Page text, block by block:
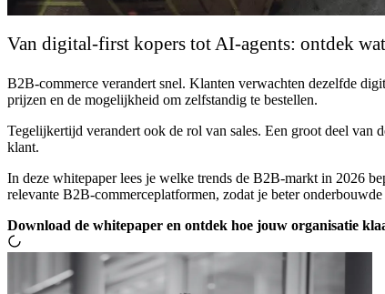
Van digital-first kopers tot AI-agents: ontdek
B2B-commerce verandert snel. Klanten verwachten dezelfde
prijzen en de mogelijkheid om zelfstandig te bestellen.
Tegelijkertijd verandert ook de rol van sales. Een groot deel van
klant.
In deze whitepaper lees je welke trends de B2B-markt in 2026
relevante B2B-commerceplatformen, zodat je beter
Download de whitepaper en ontdek hoe jouw organisatie